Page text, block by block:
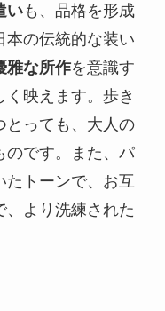
いも、品格を形成
本の伝統的な装い
雅な所作を意識す
映えます。歩き
とっても、大人の
のです。また、パ
たトーンで、お互
、より洗練された